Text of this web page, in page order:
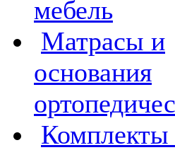
мебель
Матрасы и
основания
Комплекты